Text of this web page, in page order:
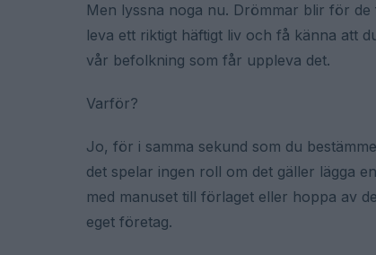
Men lyssna noga nu. Drömmar blir för
leva ett riktigt häftigt liv och få känna att
vår befolkning som får uppleva det.
Varför?
Jo, för i samma sekund som du
det spelar ingen roll om det gäller lägga
med manuset till förlaget eller hoppa av
eget företag.